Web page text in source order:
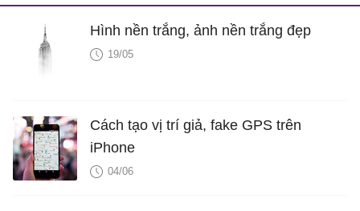
Hình nền trắng, ảnh nền trắng đẹp
19/05
Cách tạo vị trí giả, fake GPS trên
iPhone
04/06